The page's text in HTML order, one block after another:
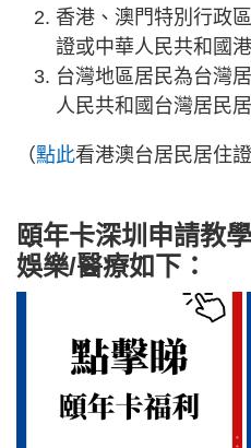
香港、澳門特別行政
證或中華人民共和國
台灣地區居民為台灣
人民共和國台灣居民
（點此看港澳台居民居住證
頤年卡深圳申請教
娛樂/醫療如下：